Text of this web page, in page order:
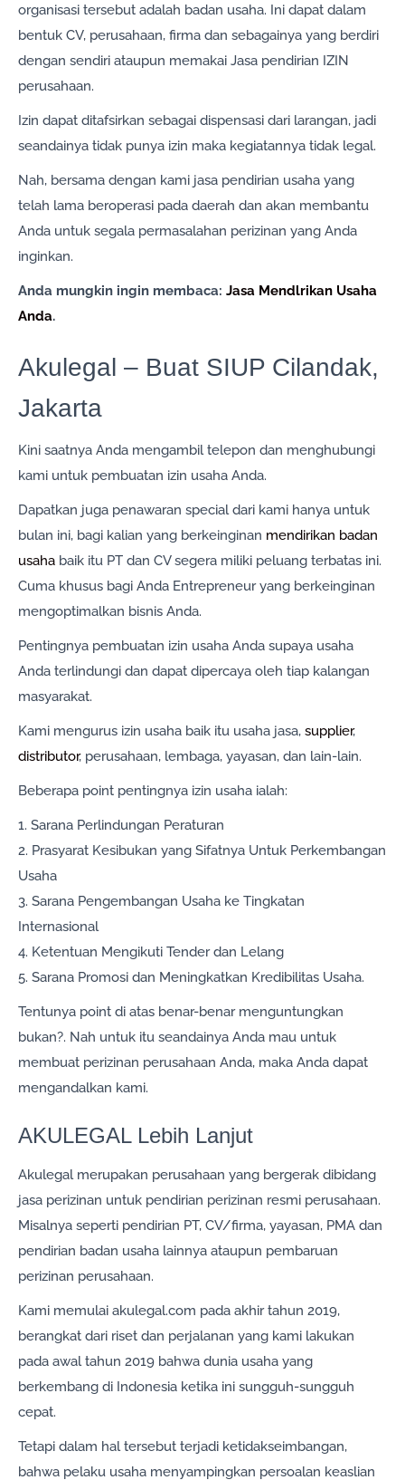
organisasi tersebut adalah badan usaha. Ini dapat dalam
bentuk CV, perusahaan, firma dan sebagainya yang berdiri
dengan sendiri ataupun memakai Jasa pendirian IZIN
perusahaan.
Izin dapat ditafsirkan sebagai dispensasi dari larangan, jadi
seandainya tidak punya izin maka kegiatannya tidak legal.
Nah, bersama dengan kami jasa pendirian usaha yang
telah lama beroperasi pada daerah dan akan membantu
Anda untuk segala permasalahan perizinan yang Anda
inginkan.
Anda mungkin ingin membaca: Jasa Mendlrikan Usaha
Anda.
Akulegal – Buat SIUP Cilandak,
Jakarta
Kini saatnya Anda mengambil telepon dan menghubungi
kami untuk pembuatan izin usaha Anda.
Dapatkan juga penawaran special dari kami hanya untuk
bulan ini, bagi kalian yang berkeinginan mendirikan badan
usaha baik itu PT dan CV segera miliki peluang terbatas ini.
Cuma khusus bagi Anda Entrepreneur yang berkeinginan
mengoptimalkan bisnis Anda.
Pentingnya pembuatan izin usaha Anda supaya usaha
Anda terlindungi dan dapat dipercaya oleh tiap kalangan
masyarakat.
Kami mengurus izin usaha baik itu usaha jasa, supplier,
distributor, perusahaan, lembaga, yayasan, dan lain-lain.
Beberapa point pentingnya izin usaha ialah:
1. Sarana Perlindungan Peraturan
2. Prasyarat Kesibukan yang Sifatnya Untuk Perkembangan
Usaha
3. Sarana Pengembangan Usaha ke Tingkatan
Internasional
4. Ketentuan Mengikuti Tender dan Lelang
5. Sarana Promosi dan Meningkatkan Kredibilitas Usaha.
Tentunya point di atas benar-benar menguntungkan
bukan?. Nah untuk itu seandainya Anda mau untuk
membuat perizinan perusahaan Anda, maka Anda dapat
mengandalkan kami.
AKULEGAL Lebih Lanjut
Akulegal merupakan perusahaan yang bergerak dibidang
jasa perizinan untuk pendirian perizinan resmi perusahaan.
Misalnya seperti pendirian PT, CV/firma, yayasan, PMA dan
pendirian badan usaha lainnya ataupun pembaruan
perizinan perusahaan.
Kami memulai akulegal.com pada akhir tahun 2019,
berangkat dari riset dan perjalanan yang kami lakukan
pada awal tahun 2019 bahwa dunia usaha yang
berkembang di Indonesia ketika ini sungguh-sungguh
cepat.
Tetapi dalam hal tersebut terjadi ketidakseimbangan,
bahwa pelaku usaha menyampingkan persoalan keaslian